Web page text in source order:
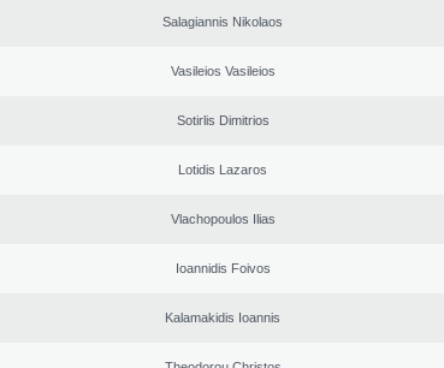
Salagiannis Nikolaos
Vasileios Vasileios
Sotirlis Dimitrios
Lotidis Lazaros
Vlachopoulos Ilias
Ioannidis Foivos
Kalamakidis Ioannis